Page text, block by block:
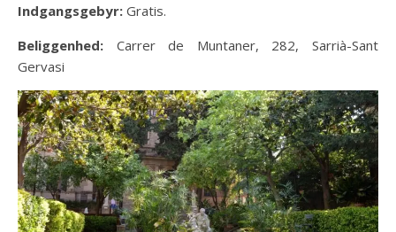
Indgangsgebyr: Gratis.
Beliggenhed: Carrer de Muntaner, 282, Sarrià-Sant
Gervasi